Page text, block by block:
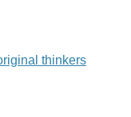
thinkers